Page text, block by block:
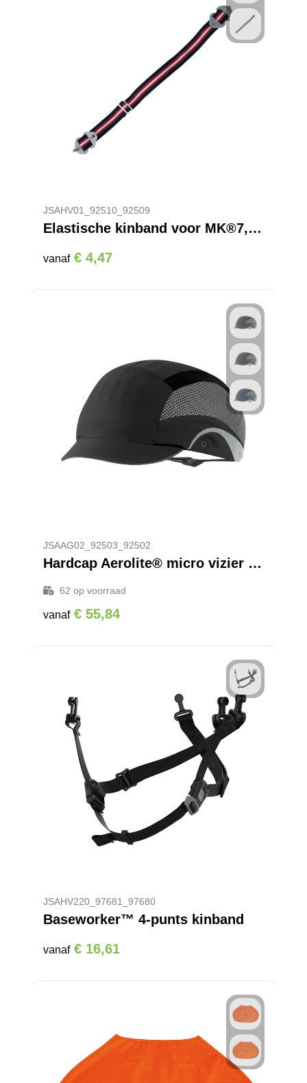
JSAHV01_92510_92509
Elastische kinband voor MK®7, EVOLite®, EVO® 2/3/5/8 helmen
vanaf € 4,47
JSAAG02_92503_92502
Hardcap Aerolite® micro vizier veiligheidshelm
62 op voorraad
vanaf € 55,84
JSAHV220_97681_97680
Baseworker™ 4-punts kinband
vanaf € 16,61